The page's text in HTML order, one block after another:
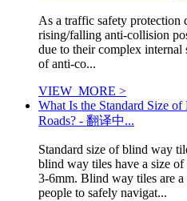
As a traffic safety protection
rising/falling anti-collision
due to their complex
of anti-co...
VIEW_MORE >
What Is the Standard Size
Roads? - 翻译中...
Standard size of blind way
blind way tiles have a size
3-6mm. Blind way tiles are
people to safely navigat...